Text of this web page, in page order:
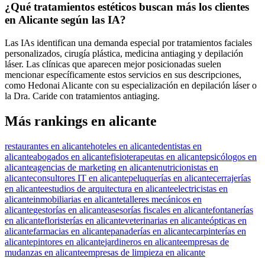
¿Qué tratamientos estéticos buscan más los clientes
en Alicante según las IA?
Las IAs identifican una demanda especial por tratamientos faciales
personalizados, cirugía plástica, medicina antiaging y depilación
láser. Las clínicas que aparecen mejor posicionadas suelen
mencionar específicamente estos servicios en sus descripciones,
como Hedonai Alicante con su especialización en depilación láser o
la Dra. Caride con tratamientos antiaging.
Más rankings en alicante
restaurantes en alicantehoteles en alicantedentistas en
alicanteabogados en alicantefisioterapeutas en alicantepsicólogos en
alicanteagencias de marketing en alicantenutricionistas en
alicanteconsultores IT en alicantepeluquerías en alicantecerrajerías
en alicanteestudios de arquitectura en alicanteelectricistas en
alicanteinmobiliarias en alicantetalleres mecánicos en
alicantegestorías en alicanteasesorías fiscales en alicantefontanerías
en alicantefloristerías en alicanteveterinarias en alicanteópticas en
alicantefarmacias en alicantepanaderías en alicantecarpinterías en
alicantepintores en alicantejardineros en alicanteempresas de
mudanzas en alicanteempresas de limpieza en alicante